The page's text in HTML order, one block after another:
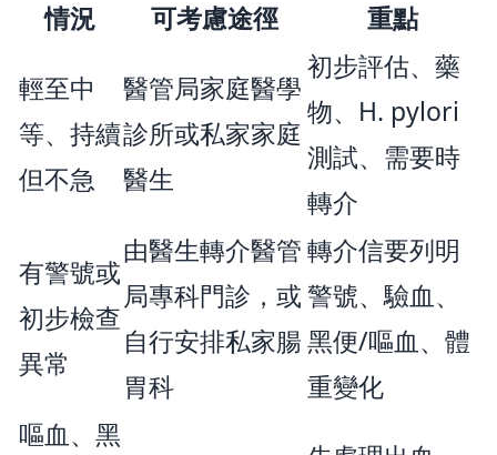
情況 可考慮途徑
重點
輕至中
等、持續
但不急
醫管局家庭醫學
診所或私家家庭
醫生
初步評估、藥
物、H. pylori
測試、需要時
轉介
有警號或
初步檢查
異常
由醫生轉介醫管
局專科門診，或
自行安排私家腸
胃科
轉介信要列明
警號、驗血、
黑便/嘔血、體
重變化
嘔血、黑